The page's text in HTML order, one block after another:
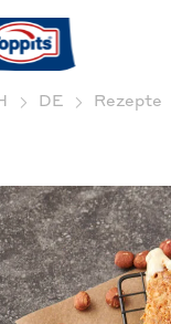
DE Rezepte